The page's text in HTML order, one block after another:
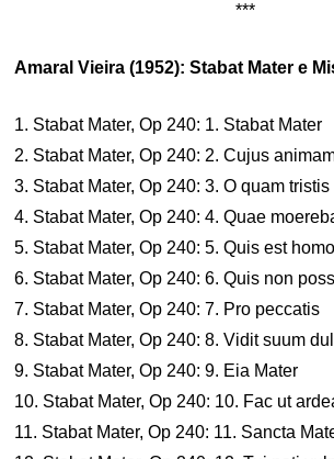
***
Amaral Vieira (1952): Stabat Mater e
1. Stabat Mater, Op 240: 1. Stabat Mater
2. Stabat Mater, Op 240: 2. Cujus
3. Stabat Mater, Op 240: 3. O quam tristis
4. Stabat Mater, Op 240: 4. Quae
5. Stabat Mater, Op 240: 5. Quis est homo
6. Stabat Mater, Op 240: 6. Quis non
7. Stabat Mater, Op 240: 7. Pro peccatis
8. Stabat Mater, Op 240: 8. Vidit suum
9. Stabat Mater, Op 240: 9. Eia Mater
10. Stabat Mater, Op 240: 10. Fac ut
11. Stabat Mater, Op 240: 11. Sancta